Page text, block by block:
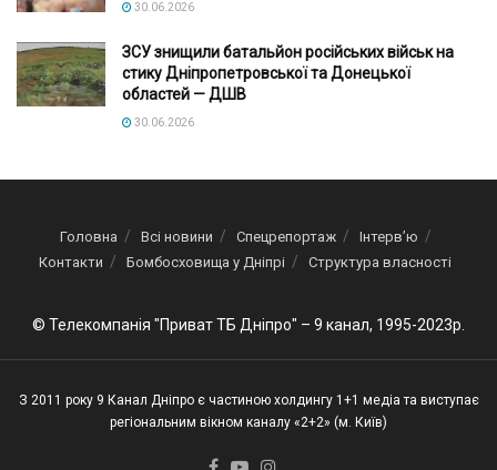
30.06.2026
ЗСУ знищили батальйон російських військ на
стику Дніпропетровської та Донецької
областей — ДШВ
30.06.2026
Головна Всі новини Спецрепортаж
Інтерв’ю
Контакти
Бомбосховища у Дніпрі Структура власності
© Телекомпанія "Приват ТБ Дніпро" – 9 канал, 1995-2023р.
З 2011 року 9 Канал Дніпро є частиною холдингу 1+1 медіа та виступає
регіональним вікном каналу «2+2» (м. Київ)